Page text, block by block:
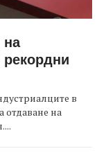
на
в
на